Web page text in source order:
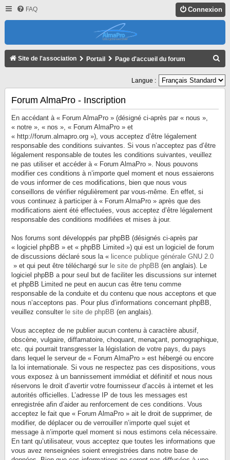
FAQ Connexion
Site de l'association Portail Page d'accueil du forum
C
Langue :
Forum AlmaPro - Inscription
En accédant à « Forum AlmaPro » (désigné ci-après par « nous »,
« notre », « nos », « Forum AlmaPro » et
« http://forum.almapro.org »), vous acceptez d’être légalement
responsable des conditions suivantes. Si vous n’acceptez pas d’être
légalement responsable de toutes les conditions suivantes, veuillez
ne pas utiliser et accéder à « Forum AlmaPro ». Nous pouvons
modifier ces conditions à n’importe quel moment et nous essaierons
de vous informer de ces modifications, bien que nous vous
conseillons de vérifier régulièrement par vous-même. En effet, si
vous continuez à participer à « Forum AlmaPro » après que des
modifications aient été effectuées, vous acceptez d’être légalement
responsable des conditions modifiées et mises à jour.
Nos forums sont développés par phpBB (désignés ci-après par
« logiciel phpBB » et « phpBB Limited ») qui est un logiciel de forum
de discussions déclaré sous la « licence publique générale GNU 2.0
» et qui peut être téléchargé sur le site de phpBB (en anglais). Le
logiciel phpBB a pour seul but de faciliter les discussions sur internet
et phpBB Limited ne peut en aucun cas être tenu comme
responsable de la conduite et du contenu que nous acceptons et que
nous n’acceptons pas. Pour plus d’informations concernant phpBB,
veuillez consulter le site de phpBB (en anglais).
Vous acceptez de ne publier aucun contenu à caractère abusif,
obscène, vulgaire, diffamatoire, choquant, menaçant, pornographique,
etc. qui pourrait transgresser la législation de votre pays, du pays
dans lequel le serveur de « Forum AlmaPro » est hébergé ou encore
la loi internationale. Si vous ne respectez pas ces dispositions, vous
vous exposez à un bannissement immédiat et définitif et nous nous
réservons le droit d’avertir votre fournisseur d’accès à internet et les
autorités officielles. L’adresse IP de tous les messages est
enregistrée afin d’aider au renforcement de ces conditions. Vous
acceptez le fait que « Forum AlmaPro » ait le droit de supprimer, de
modifier, de déplacer ou de verrouiller n’importe quel sujet et
message à n’importe quel moment si nous estimons cela nécessaire.
En tant qu’utilisateur, vous acceptez que toutes les informations que
vous avez renseignées soient enregistrées dans notre base de